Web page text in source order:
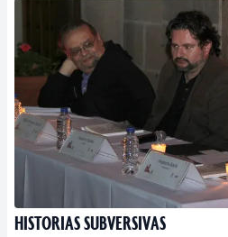
HISTORIAS SUBVERSIVAS